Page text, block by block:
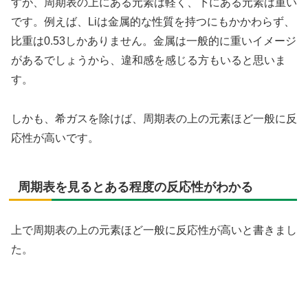
すが、周期表の上にある元素は軽く、下にある元素は重い
です。例えば、Liは金属的な性質を持つにもかかわらず、
比重は0.53しかありません。金属は一般的に重いイメージ
があるでしょうから、違和感を感じる方もいると思いま
す。
しかも、希ガスを除けば、周期表の上の元素ほど一般に反
応性が高いです。
周期表を見るとある程度の反応性がわかる
上で周期表の上の元素ほど一般に反応性が高いと書きまし
た。